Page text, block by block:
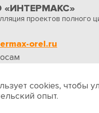
проектов полного
orel.ru
cookies, чтобы
опыт.